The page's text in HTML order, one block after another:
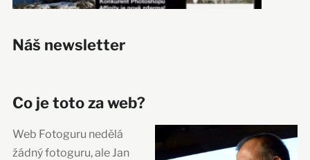
Náš newsletter
Co je toto za web?
Web Fotoguru nedělá
žádný fotoguru, ale Jan